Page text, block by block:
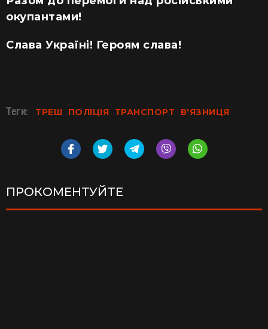
окупантами!
Слава Україні! Героям слава!
Теги: ТРЕШ ПОЛІЦІЯ ТРАНСПОРТ В'ЯЗНИЦЯ
ПРОКОМЕНТУЙТЕ